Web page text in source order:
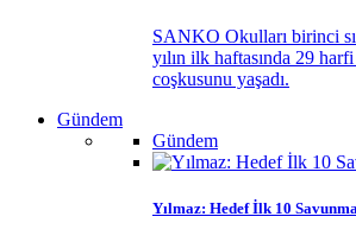
SANKO Okulları birinci
yılın ilk haftasında 29
coşkusunu yaşadı.
Gündem
Gündem
Yılmaz: Hedef İlk 10